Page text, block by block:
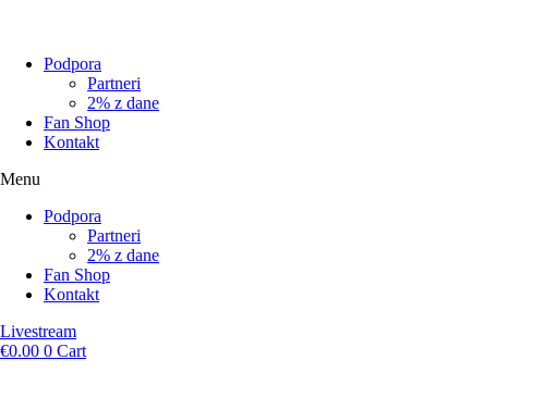
Podpora
Partneri
2% z dane
Fan Shop
Kontakt
Menu
Podpora
Partneri
2% z dane
Fan Shop
Kontakt
Livestream
€0.00 0 Cart